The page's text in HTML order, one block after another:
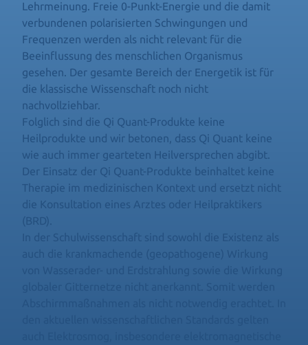
Lehrmeinung. Freie 0-Punkt-Energie und die damit
verbundenen polarisierten Schwingungen und
Frequenzen werden als nicht relevant für die
Beeinflussung des menschlichen Organismus
gesehen. Der gesamte Bereich der Energetik ist für
die klassische Wissenschaft noch nicht
nachvollziehbar.
Folglich sind die Qi Quant-Produkte keine
Heilprodukte und wir betonen, dass Qi Quant keine
wie auch immer gearteten Heilversprechen abgibt.
Der Einsatz der Qi Quant-Produkte beinhaltet keine
Therapie im medizinischen Kontext und ersetzt nicht
die Konsultation eines Arztes oder Heilpraktikers
(BRD).